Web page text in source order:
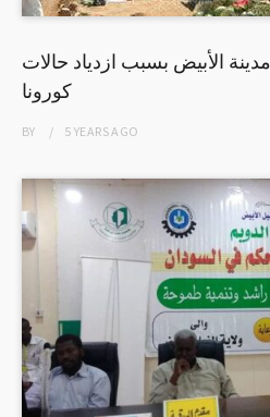
الأبيض بسبب ازدياد حالات
كورونا
BY 5 YEARSAGO